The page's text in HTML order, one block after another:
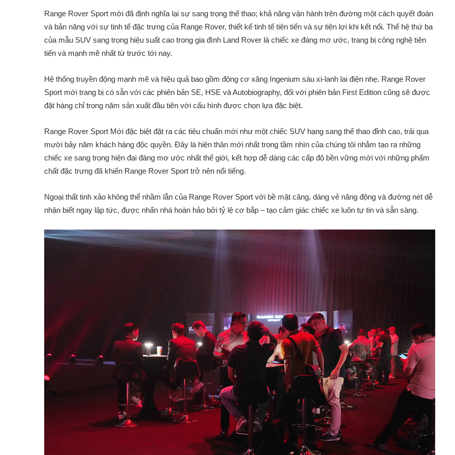
Range Rover Sport mới đã định nghĩa lại sự sang trọng thể thao; khả năng vận hành trên đường một cách quyết đoán
và bản năng với sự tinh tế đặc trưng của Range Rover, thiết kế tinh tế tiên tiến và sự tiện lợi khi kết nối. Thế hệ thứ ba
của mẫu SUV sang trọng hiệu suất cao trong gia đình Land Rover là chiếc xe đáng mơ ước, trang bị công nghệ tiên
tiến và mạnh mẽ nhất từ trước tới nay.
Hệ thống truyền động mạnh mẽ và hiệu quả bao gồm động cơ xăng Ingenium sáu xi-lanh lai điện nhẹ. Range Rover
Sport mới trang bị có sẵn với các phiên bản SE, HSE và Autobiography, đối với phiên bản First Edition cũng sẽ được
đặt hàng chỉ trong năm sản xuất đầu tiên với cấu hình được chọn lựa đặc biệt.
Range Rover Sport Mới đặc biệt đặt ra các tiêu chuẩn mới như một chiếc SUV hạng sang thể thao đỉnh cao, trải qua
mười bảy năm khách hàng độc quyền. Đây là hiện thân mới nhất trong tầm nhìn của chúng tôi nhằm tạo ra những
chiếc xe sang trọng hiện đại đáng mơ ước nhất thế giới, kết hợp dễ dàng các cấp độ bền vững mới với những phẩm
chất đặc trưng đã khiến Range Rover Sport trở nên nổi tiếng.
Ngoại thất tinh xảo không thể nhầm lẫn của Range Rover Sport với bề mặt căng, dáng vẻ năng động và đường nét dễ
nhận biết ngay lập tức, được nhấn nhá hoàn hảo bởi tỷ lệ cơ bắp – tạo cảm giác chiếc xe luôn tự tin và sẵn sàng.